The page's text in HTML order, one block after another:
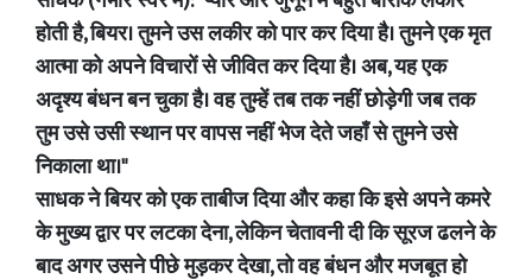
होती है, बियर। तुमने उस लकीर को पार कर दिया है। तुमने एक मृत
आत्मा को अपने विचारों से जीवित कर दिया है। अब, यह एक
अदृश्य बंधन बन चुका है। वह तुम्हें तब तक नहीं छोड़ेगी जब तक
तुम उसे उसी स्थान पर वापस नहीं भेज देते जहाँ से तुमने उसे
निकाला था।"
साधक ने बियर को एक ताबीज दिया और कहा कि इसे अपने कमरे
के मुख्य द्वार पर लटका देना, लेकिन चेतावनी दी कि सूरज ढलने के
बाद अगर उसने पीछे मुड़कर देखा, तो वह बंधन और मजबूत हो